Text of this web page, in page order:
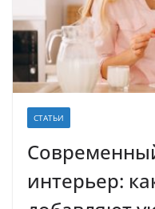
СТАТЬИ
интерьер: